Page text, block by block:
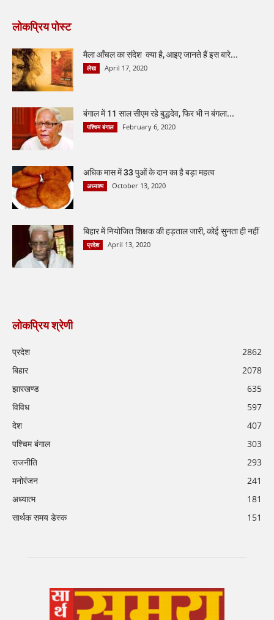
लोकप्रिय पोस्ट
मैला आँचल का संदेश क्या है, आइए जानते हैं इस बारे...
लेख April 17, 2020
बंगाल में 11 साल सीएम रहे बुद्धदेव, फिर भी न बंगला...
पश्चिम बंगाल February 6, 2020
अधिक मास में 33 पुओं के दान का है बड़ा महत्व
अध्यात्म October 13, 2020
बिहार में नियोजित शिक्षक की हड़ताल जारी, कोई सुनता ही नहीं
प्रदेश April 13, 2020
लोकप्रिय श्रेणी
प्रदेश
2862
बिहार
2078
झारखण्ड
635
विविध
597
देश
407
पश्चिम बंगाल
303
राजनीति
293
मनोरंजन
241
अध्यात्म
181
सार्थक समय डेस्क
151